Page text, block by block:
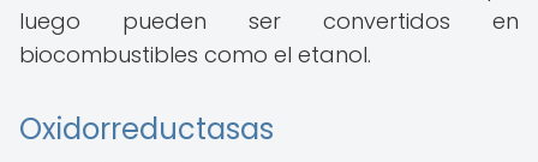
luego pueden ser convertidos en
biocombustibles como el etanol.
Oxidorreductasas